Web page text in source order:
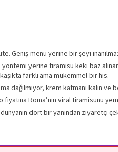
Geniş menü yerine bir şeyi
yerine tiramisu keki baz
farklı ama mükemmel bir his.
dağılmıyor, krem katmanı kalın ve
Roma’nın viral tiramisunu
dört bir yanından ziyaretçi